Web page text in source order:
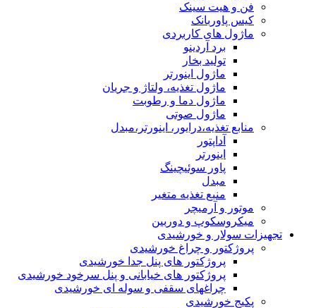
فن و هیت سینک
کیس پاوربانک
ماژول های کاربردی
برد آردینو
تولید بخار
ماژول اینورتر
ماژول تغذیه، ولتاژ و جریان
ماژول دما و رطوبت
ماژول صوتی
منابع تغذیه،درایور، اینورتر،مبدل
آداپتور
اینورتر
پاور سوئیچینگ
مبدل
منبع تغذیه متغیر
موتور و آرمیچر
میکروسکوپ و دوربین
تجهیزات سولار و خورشیدی
پروژکتور و چراغ خورشیدی
پروژکتور های پنل جدا خورشیدی
پروژکتور های خیابانی و پنل سرخود خورشیدی
چراغهای سقفی و سوله ای خورشیدی
پکیج خورشیدی